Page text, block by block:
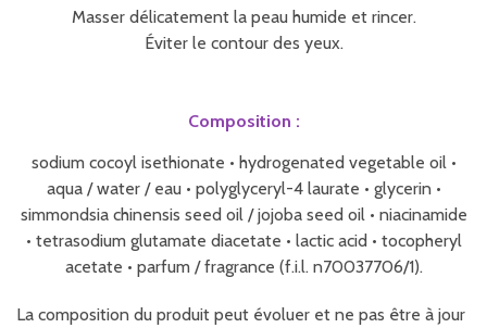
Masser délicatement la peau humide et rincer.
Éviter le contour des yeux.
Composition :
sodium cocoyl isethionate • hydrogenated vegetable oil •
aqua / water / eau • polyglyceryl-4 laurate • glycerin •
simmondsia chinensis seed oil / jojoba seed oil • niacinamide
• tetrasodium glutamate diacetate • lactic acid • tocopheryl
acetate • parfum / fragrance (f.i.l. n70037706/1).
La composition du produit peut évoluer et ne pas être à jour